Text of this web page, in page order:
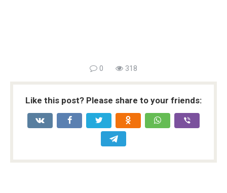
0 318
Like this post? Please share to your friends: